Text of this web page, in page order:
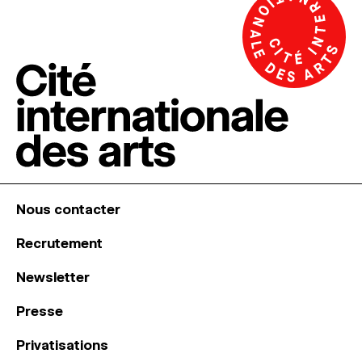
Nous contacter
Recrutement
Newsletter
Presse
Privatisations